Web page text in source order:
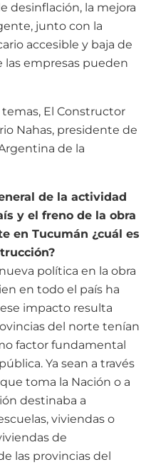
desinflación, la mejora
junto con la
accesible y baja de
las empresas pueden
El Constructor
Nahas, presidente de
de la
de la actividad
y el freno de la obra
en Tucumán ¿cuál es
política en la obra
en todo el país ha
impacto resulta
del norte tenían
factor fundamental
Ya sean a través
toma la Nación o a
destinaba a
viviendas o
de
las provincias del